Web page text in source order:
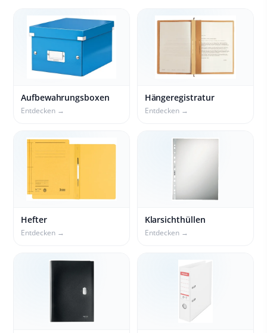
Aufbewahrungsboxen
Entdecken →
Hängeregistratur
Entdecken →
Hefter
Entdecken →
Klarsichthüllen
Entdecken →